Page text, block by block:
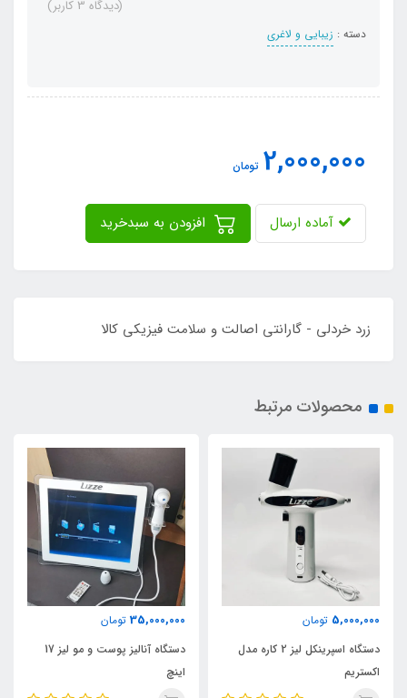
دسته : زیبایی و لاغری
(دیدگاه 3 کاربر)
2,000,000 تومان
آماده ارسال
زرد خردلی - گارانتی اصالت و سلامت فیزیکی کالا
محصولات مرتبط
5,000,000 تومان
دستگاه اسپرینکل لیز 2 کاره مدل
اکستریم
35,000,000 تومان
دستگاه آنالیز پوست و مو لیز 17
اینچ